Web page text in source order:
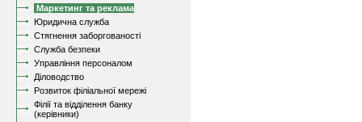
Маркетинг та реклама
Юридична служба
Стягнення заборгованості
Служба безпеки
Управління персоналом
Діловодство
Розвиток філіальної мережі
Філії та відділення банку
(керівники)